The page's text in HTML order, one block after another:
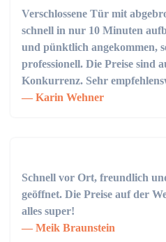
Verschlossene Tür mit
schnell in nur 10 Minuten
und pünktlich angekommen,
professionell. Die Preise sind
Konkurrenz. Sehr
Karin Wehner
Schnell vor Ort, freundlich
geöffnet. Die Preise auf der
alles super!
Meik Braunstein